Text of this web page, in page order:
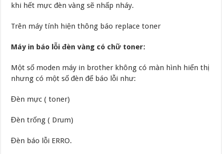
khi hết mực đèn vàng sẽ nhấp nháy.
Trên máy tính hiện thông báo replace toner
Máy in báo lỗi đèn vàng có chữ toner:
Một số moden máy in brother không có màn hình hiển thị
nhưng có một số đèn để báo lỗi như:
Đèn mực ( toner)
Đèn trống ( Drum)
Đèn báo lỗi ERRO.